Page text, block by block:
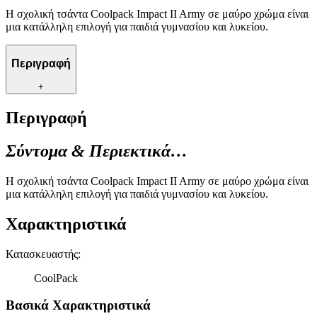
Η σχολική τσάντα Coolpack Impact II Army σε μαύρο χρώμα είναι
μια κατάλληλη επιλογή για παιδιά γυμνασίου και λυκείου.
Περιγραφή
+
Περιγραφή
Σύντομα & Περιεκτικά…
Η σχολική τσάντα Coolpack Impact II Army σε μαύρο χρώμα είναι
μια κατάλληλη επιλογή για παιδιά γυμνασίου και λυκείου.
Χαρακτηριστικά
Κατασκευαστής:
CoolPack
Βασικά Χαρακτηριστικά